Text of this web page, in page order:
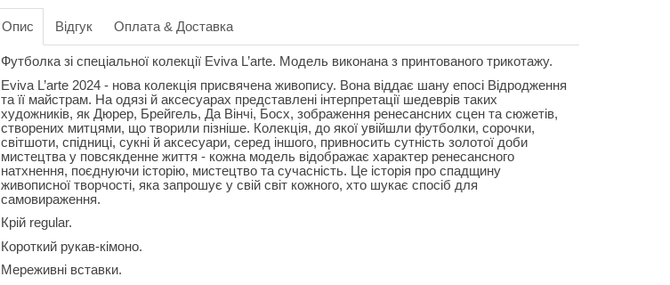
Опис Відгук Оплата & Доставка
Футболка зі спеціальної колекції Eviva L’arte. Модель виконана з принтованого трикотажу.
Eviva L’arte 2024 - нова колекція присвячена живопису. Вона віддає шану епосі Відродження
та її майстрам. На одязі й аксесуарах представлені інтерпретації шедеврів таких
художників, як Дюрер, Брейгель, Да Вінчі, Босх, зображення ренесансних сцен та сюжетів,
створених митцями, що творили пізніше. Колекція, до якої увійшли футболки, сорочки,
світшоти, спідниці, сукні й аксесуари, серед іншого, привносить сутність золотої доби
мистецтва у повсякденне життя - кожна модель відображає характер ренесансного
натхнення, поєднуючи історію, мистецтво та сучасність. Це історія про спадщину
живописної творчості, яка запрошує у свій світ кожного, хто шукає спосіб для
самовираження.
Крій regular.
Короткий рукав-кімоно.
Мереживні вставки.